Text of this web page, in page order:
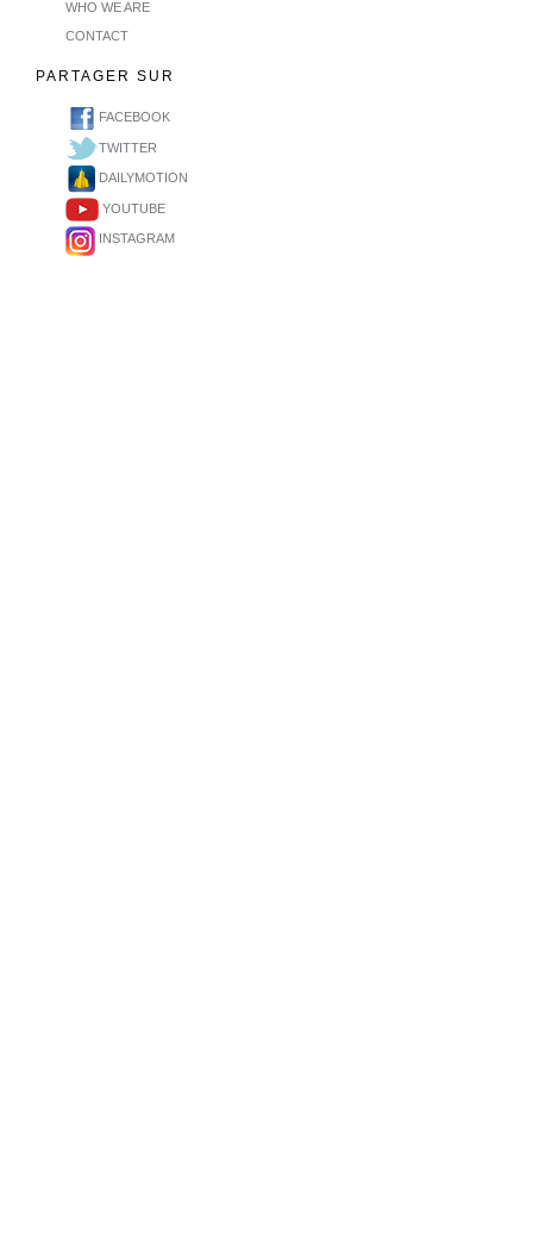
WHO WE ARE
CONTACT
PARTAGER SUR
FACEBOOK
TWITTER
DAILYMOTION
YOUTUBE
INSTAGRAM